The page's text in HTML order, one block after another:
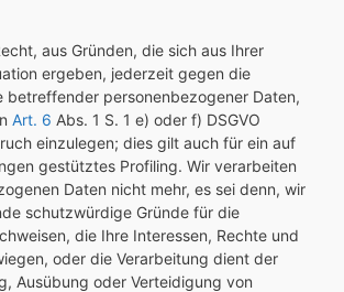
aus Gründen, die sich aus Ihrer
ergeben, jederzeit gegen die
betreffender personenbezogener Daten,
Art. 6 Abs. 1 S. 1 e) oder f) DSGVO
einzulegen; dies gilt auch für ein auf
gestütztes Profiling. Wir verarbeiten
Daten nicht mehr, es sei denn, wir
schutzwürdige Gründe für die
die Ihre Interessen, Rechte und
oder die Verarbeitung dient der
Ausübung oder Verteidigung von